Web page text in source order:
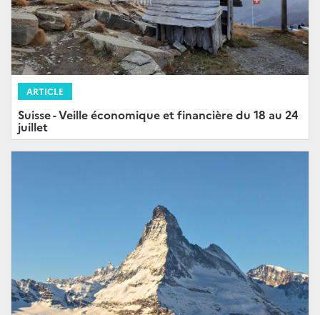
ARTICLE
Suisse - Veille économique et financière du 18 au 24
juillet